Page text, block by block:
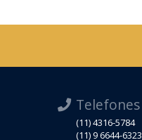
Telefones
(11) 4316-5784
(11) 9 6644-6323